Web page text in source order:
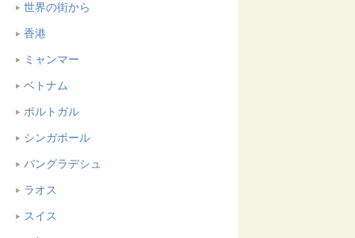
世界の街から
香港
ミャンマー
ベトナム
ポルトガル
シンガポール
バングラデシュ
ラオス
スイス